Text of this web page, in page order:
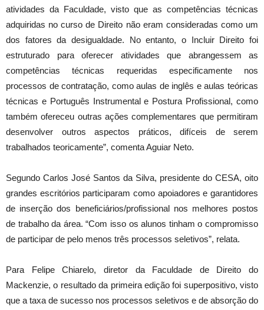
atividades da Faculdade, visto que as competências técnicas
adquiridas no curso de Direito não eram consideradas como um
dos fatores da desigualdade. No entanto, o Incluir Direito foi
estruturado para oferecer atividades que abrangessem as
competências técnicas requeridas especificamente nos
processos de contratação, como aulas de inglês e aulas teóricas
técnicas e Português Instrumental e Postura Profissional, como
também ofereceu outras ações complementares que permitiram
desenvolver outros aspectos práticos, difíceis de serem
trabalhados teoricamente”, comenta Aguiar Neto.
Segundo Carlos José Santos da Silva, presidente do CESA, oito
grandes escritórios participaram como apoiadores e garantidores
de inserção dos beneficiários/profissional nos melhores postos
de trabalho da área. “Com isso os alunos tinham o compromisso
de participar de pelo menos três processos seletivos”, relata.
Para Felipe Chiarelo, diretor da Faculdade de Direito do
Mackenzie, o resultado da primeira edição foi superpositivo, visto
que a taxa de sucesso nos processos seletivos e de absorção do